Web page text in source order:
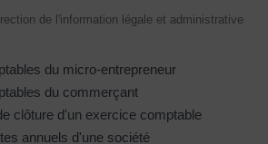
de l'information légale et administrative
du micro-entrepreneur
du commerçant
clôture d'un exercice comptable
annuels d'une société